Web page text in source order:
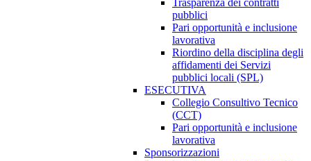
Trasparenza dei contratti
pubblici
Pari opportunità e inclusione
lavorativa
Riordino della disciplina degli
affidamenti dei Servizi
pubblici locali (SPL)
ESECUTIVA
Collegio Consultivo Tecnico
(CCT)
Pari opportunità e inclusione
lavorativa
Sponsorizzazioni